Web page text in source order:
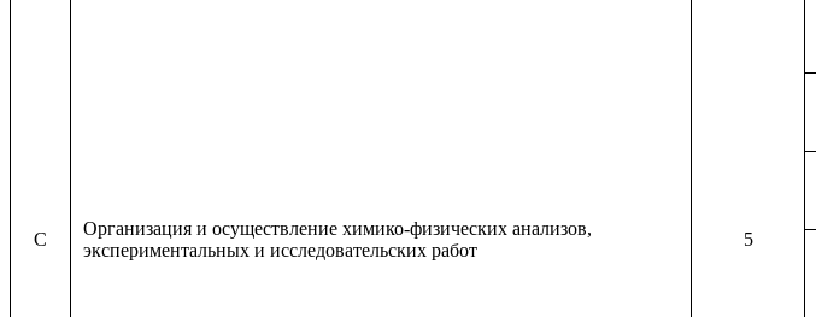
C
Организация и осуществление химико-физических анализов,
экспериментальных и исследовательских работ
5